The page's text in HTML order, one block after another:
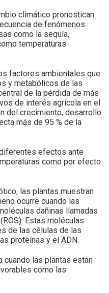
climático pronostican
de fenómenos
como la sequía,
temperaturas
factores ambientales que
y metabólicos de las
de la pérdida de más
de interés agrícola en el
del crecimiento, desarrollo
más de 95 % de la
efectos ante
como por efecto
las plantas muestran
ocurre cuando las
dañinas llamadas
Estas moléculas
de las células de las
proteínas y el ADN.
las plantas están
como las